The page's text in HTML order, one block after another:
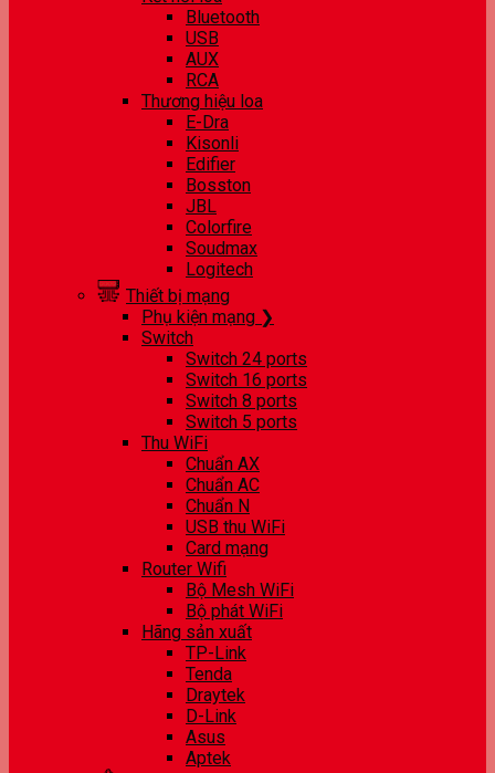
Bluetooth
USB
AUX
RCA
Thương hiệu loa
E-Dra
Kisonli
Edifier
Bosston
JBL
Colorfire
Soudmax
Logitech
Thiết bị mạng
Phụ kiện mạng ❯
Switch
Switch 24 ports
Switch 16 ports
Switch 8 ports
Switch 5 ports
Thu WiFi
Chuẩn AX
Chuẩn AC
Chuẩn N
USB thu WiFi
Card mạng
Router Wifi
Bộ Mesh WiFi
Bộ phát WiFi
Hãng sản xuất
TP-Link
Tenda
Draytek
D-Link
Asus
Aptek